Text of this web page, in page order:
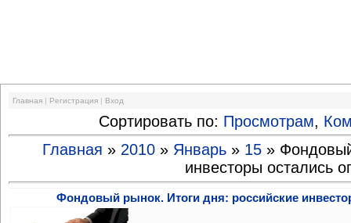
Главная | Регистрация | Вход
Сортировать по: Просмотрам,
Главная » 2010 » Январь » 15 »
инвесторы остались
Фондовый рынок. Итоги дня: российские